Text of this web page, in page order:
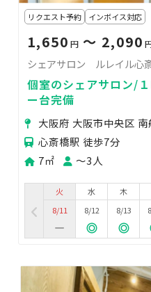
リクエスト予約 インボイス対応
1,650 円 〜 2,090
シェアサロン ルレイル心
個室のシェアサロン/
ー台完備
大阪府 大阪市中央区 南
心斎橋駅 徒歩7分
7㎡
〜3人
火
8/11
水
8/12
木
8/13